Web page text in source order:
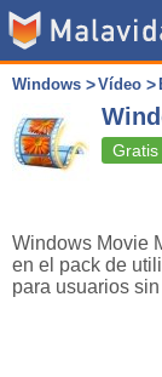
Windows Vídeo
Gratis
Windows Movie
en el pack de
para usuarios